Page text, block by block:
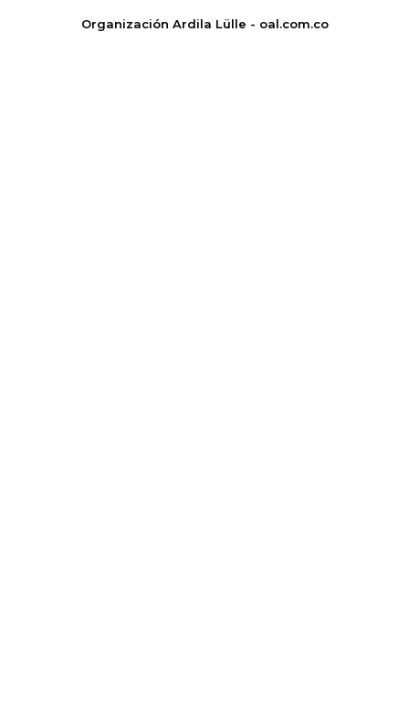
Organización Ardila Lülle - oal.com.co